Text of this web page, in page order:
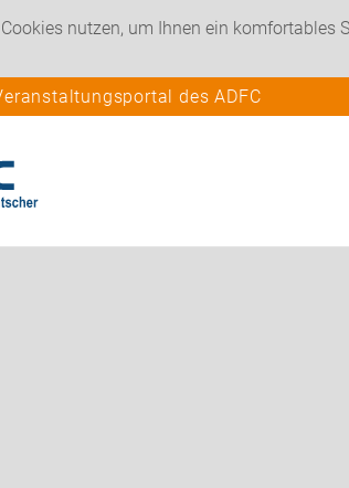
nutzen, um Ihnen ein komfortables
des ADFC